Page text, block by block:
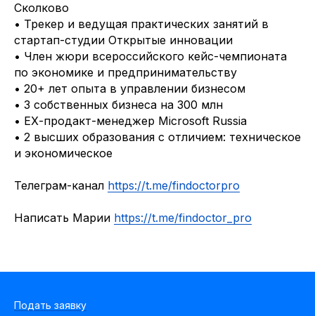
Сколково
• Трекер и ведущая практических занятий в
стартап-студии Открытые инновации
• Член жюри всероссийского кейс-чемпионата
по экономике и предпринимательству
• 20+ лет опыта в управлении бизнесом
• 3 собственных бизнеса на 300 млн
• ЕХ-продакт-менеджер Microsoft Russia
• 2 высших образования с отличием: техническое
и экономическое
Телеграм-канал https://t.me/findoctorpro
Написать Марии https://t.me/findoctor_pro
Подать заявку